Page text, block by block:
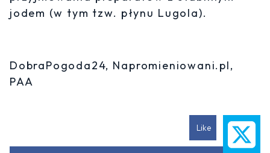
jodem (w tym tzw. płynu Lugola).
DobraPogoda24, Napromieniowani.pl,
PAA
Like